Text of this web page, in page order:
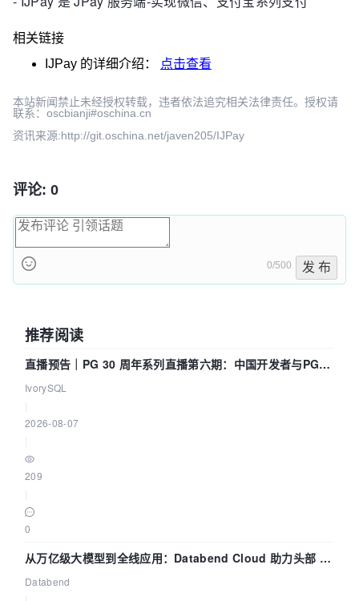
相关链接
IJPay 的详细介绍： 点击查看
本站新闻禁止未经授权转载，违者依法追究相关法律责任。授权请
联系：oscbianji#oschina.cn
资讯来源:http://git.oschina.net/javen205/IJPay
评论: 0
0/500 发 布
推荐阅读
直播预告｜PG 30 周年系列直播第六期：中国开发者与PG内
核——我们改得动吗？我们贡献了什么？
IvorySQL
2026-08-07
209
0
从万亿级大模型到全线应用：Databend Cloud 助力头部 AI
企业构建全链路 Trace 数据管道
Databend